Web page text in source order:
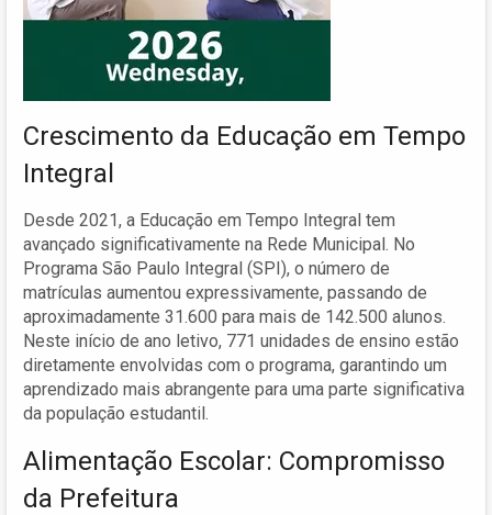
Crescimento da Educação em Tempo
Integral
Desde 2021, a Educação em Tempo Integral tem
avançado significativamente na Rede Municipal. No
Programa São Paulo Integral (SPI), o número de
matrículas aumentou expressivamente, passando de
aproximadamente 31.600 para mais de 142.500 alunos.
Neste início de ano letivo, 771 unidades de ensino estão
diretamente envolvidas com o programa, garantindo um
aprendizado mais abrangente para uma parte significativa
da população estudantil.
Alimentação Escolar: Compromisso
da Prefeitura